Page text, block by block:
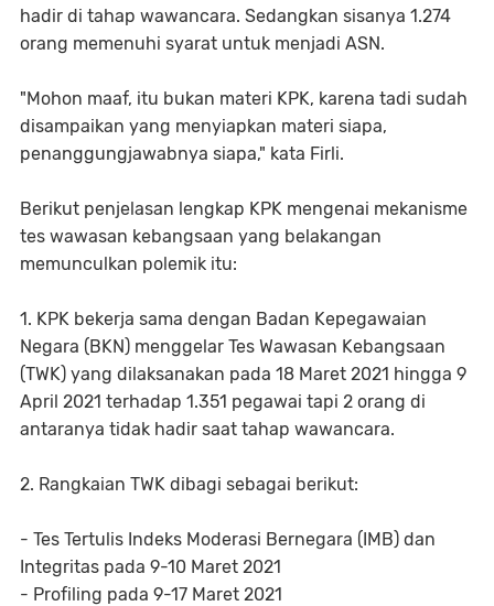
hadir di tahap wawancara. Sedangkan sisanya 1.274
orang memenuhi syarat untuk menjadi ASN.
"Mohon maaf, itu bukan materi KPK, karena tadi sudah
disampaikan yang menyiapkan materi siapa,
penanggungjawabnya siapa," kata Firli.
Berikut penjelasan lengkap KPK mengenai mekanisme
tes wawasan kebangsaan yang belakangan
memunculkan polemik itu:
1. KPK bekerja sama dengan Badan Kepegawaian
Negara (BKN) menggelar Tes Wawasan Kebangsaan
(TWK) yang dilaksanakan pada 18 Maret 2021 hingga 9
April 2021 terhadap 1.351 pegawai tapi 2 orang di
antaranya tidak hadir saat tahap wawancara.
2. Rangkaian TWK dibagi sebagai berikut:
- Tes Tertulis Indeks Moderasi Bernegara (IMB) dan
Integritas pada 9-10 Maret 2021
- Profiling pada 9-17 Maret 2021